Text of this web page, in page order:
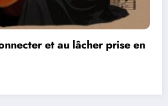
Les réseaux de communication